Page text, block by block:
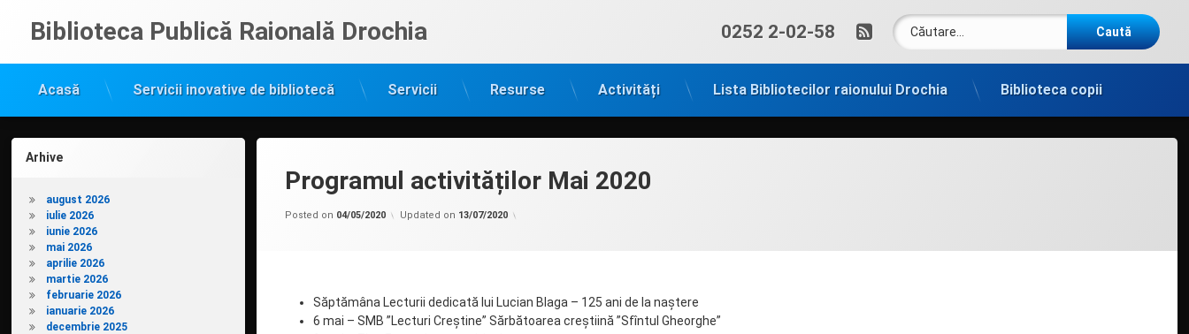
Biblioteca Publică Raională Drochia Sună acum:
0252 2-02-58 RSSCaută după:
Acasă Servicii inovative de bibliotecă Servicii Resurse Activități Lista Bibliotecilor raionului Drochia Biblioteca copii
Programul activităților Mai 2020
Posted on 04/05/2020 Updated on 13/07/2020
Săptămâna Lecturii dedicată lui Lucian Blaga – 125 ani de la naștere
6 mai – SMB ”Lecturi Creștine” Sărbătoarea creștiină ”Sfîntul Gheorghe”
Arhive
august 2026
iulie 2026
iunie 2026
mai 2026
aprilie 2026
martie 2026
februarie 2026
ianuarie 2026
decembrie 2025